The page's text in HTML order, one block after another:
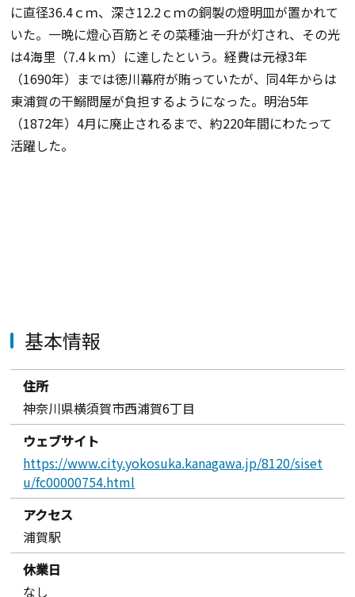
に直径36.4ｃｍ、深さ12.2ｃｍの銅製の燈明皿が置かれて
いた。一晩に燈心百筋とその菜種油一升が灯され、その光
は4海里（7.4ｋｍ）に達したという。経費は元禄3年
（1690年）までは徳川幕府が賄っていたが、同4年からは
東浦賀の干鰯問屋が負担するようになった。明治5年
（1872年）4月に廃止されるまで、約220年間にわたって
活躍した。
基本情報
住所
神奈川県横須賀市西浦賀6丁目
ウェブサイト
https://www.city.yokosuka.kanagawa.jp/8120/siset
u/fc00000754.html
アクセス
浦賀駅
休業日
なし